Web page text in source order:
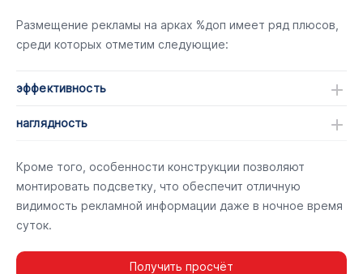
Размещение рекламы на арках %доп имеет ряд плюсов,
среди которых отметим следующие:
эффективность
наглядность
Кроме того, особенности конструкции позволяют
монтировать подсветку, что обеспечит отличную
видимость рекламной информации даже в ночное время
суток.
Получить просчёт